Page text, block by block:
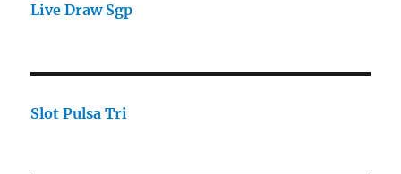
Live Draw Sgp
Slot Pulsa Tri